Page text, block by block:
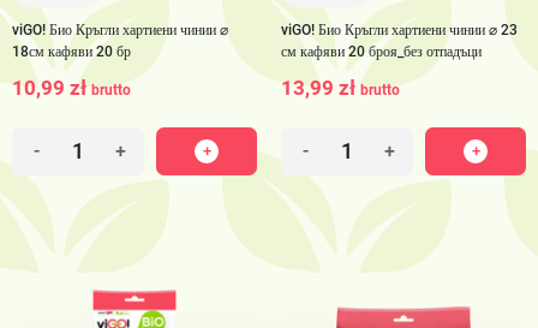
viGO! Био Кръгли хартиени чинии ⌀
18см кафяви 20 бр
10,99 złbrutto
- +
viGO! Био Кръгли хартиени чинии ⌀ 23
см кафяви 20 броя_без отпадъци
13,99 zł brutto
- +